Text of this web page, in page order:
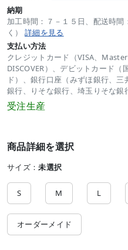
納期
加工時間：７－１５日、配送時
く） 詳細を見る
支払い方法
クレジットカード（VISA、
DISCOVER）、デビットカード
ド）、銀行口座（みずほ銀行、
銀行、りそな銀行、埼玉りそな銀
受注生産
商品詳細を選択
サイズ：未選択
S M L
オーダーメイド